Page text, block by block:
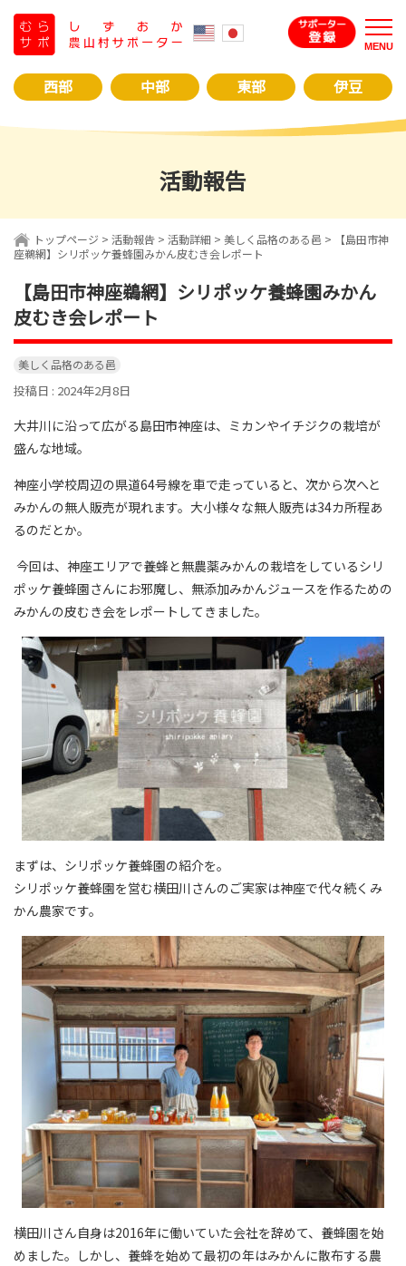
MENU
へ
プ
西部 中部 東部 伊豆
活動報告
トップページ > 活動報告 > 活動詳細 > 美しく品格のある邑 > 【島田市神
座鵜網】シリポッケ養蜂園みかん皮むき会レポート
【島田市神座鵜網】シリポッケ養蜂園みかん
皮むき会レポート
美しく品格のある邑
投稿日 : 2024年2月8日
大井川に沿って広がる島田市神座は、ミカンやイチジクの栽培が
盛んな地域。
神座小学校周辺の県道64号線を車で走っていると、次から次へと
みかんの無人販売が現れます。大小様々な無人販売は34カ所程あ
るのだとか。
今回は、神座エリアで養蜂と無農薬みかんの栽培をしているシリ
ポッケ養蜂園さんにお邪魔し、無添加みかんジュースを作るための
みかんの皮むき会をレポートしてきました。
まずは、シリポッケ養蜂園の紹介を。
シリポッケ養蜂園を営む横田川さんのご実家は神座で代々続くみ
かん農家です。
横田川さん自身は2016年に働いていた会社を辞めて、養蜂園を始
めました。しかし、養蜂を始めて最初の年はみかんに散布する農